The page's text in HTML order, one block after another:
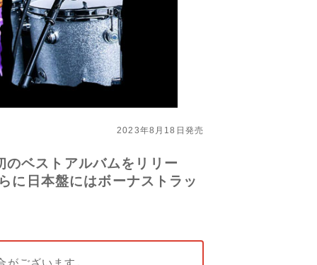
2023年8月18日発売
ベストアルバムをリリー
に日本盤にはボーナストラッ
ございます。